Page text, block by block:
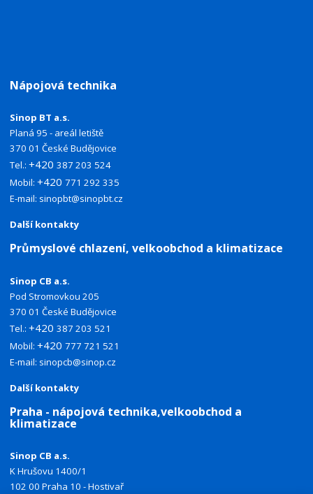
Nápojová technika
Sinop BT a.s.
Planá 95 - areál letiště
370 01 České Budějovice
Tel.:+420387 203 524
Mobil:+420771 292 335
E-mail: sinopbt@sinopbt.cz
Další kontakty
Průmyslové chlazení, velkoobchod a klimatizace
Sinop CB a.s.
Pod Stromovkou 205
370 01 České Budějovice
Tel.:+420387 203 521
Mobil:+420777 721 521
E-mail: sinopcb@sinop.cz
Další kontakty
Praha - nápojová technika,velkoobchod a
klimatizace
Sinop CB a.s.
K Hrušovu 1400/1
102 00 Praha 10 - Hostivař